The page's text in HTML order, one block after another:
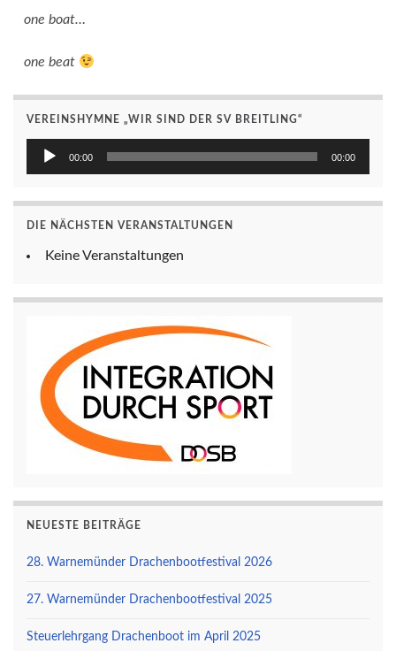
one boat…
one beat
VEREINSHYMNE „WIR SIND DER SV BREITLING“
Audio-
00:00 00:00
DIE NÄCHSTEN VERANSTALTUNGEN
Keine Veranstaltungen
NEUESTE BEITRÄGE
28. Warnemünder Drachenbootfestival 2026
27. Warnemünder Drachenbootfestival 2025
Steuerlehrgang Drachenboot im April 2025